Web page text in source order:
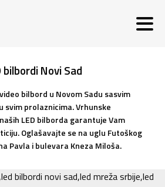
Novi Sad
bilbord u Novom Sadu sasvim
svim prolaznicima. Vrhunske
LED bilborda garantuje Vam
Oglašavajte se na uglu Futoškog
Pavla i bulevara Kneza Miloša.